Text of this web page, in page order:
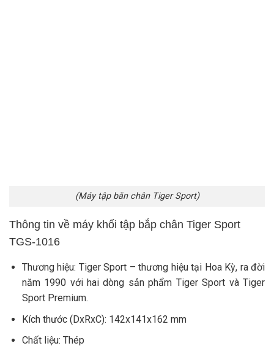
(Máy tập băn chân Tiger Sport)
Thông tin về máy khối tập bắp chân Tiger Sport
TGS-1016
Thương hiệu: Tiger Sport – thương hiệu tại Hoa Kỳ, ra đời
năm 1990 với hai dòng sản phẩm Tiger Sport và Tiger
Sport Premium.
Kích thước (DxRxC): 142x141x162 mm
Chất liệu: Thép